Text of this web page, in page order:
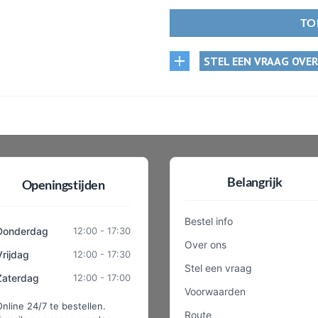
STEL EEN VRAAG
Openingstijden
12:00 - 17:30
12:00 - 17:30
12:00 - 17:00
24/7 te bestellen.
Belangrijk
Bestel info
Over ons
Stel een vraag
Voorwaarden
Route